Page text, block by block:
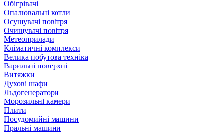
Обігрівачі
Опалювальні котли
Осушувачі повітря
Очищувачі повітря
Метеоприлади
Кліматичні комплекси
Велика побутова техніка
Варильні поверхні
Витяжки
Духові шафи
Льдогенератори
Морозильні камери
Плити
Посудомийні машини
Пральні машини